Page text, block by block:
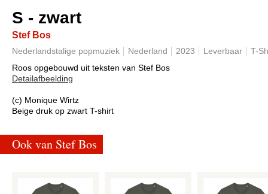
S - zwart
Stef Bos
Nederlandstalige popmuziek Nederland 2023 Leverbaar
T-
Roos opgebouwd uit teksten van Stef Bos
Detailafbeelding
(c) Monique Wirtz
Beige druk op zwart T-shirt
Ook van Stef Bos